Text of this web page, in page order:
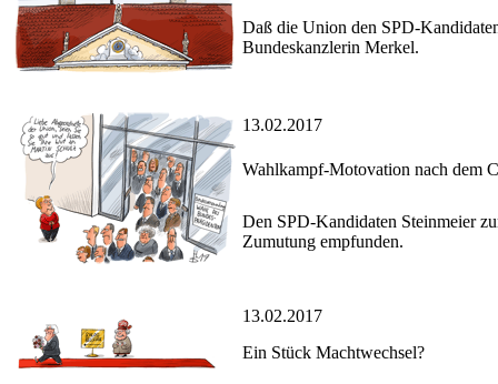
Daß die Union den SPD-
Bundeskanzlerin Merkel.
13.02.2017
Wahlkampf-Motovation nach dem
Den SPD-Kandidaten Steinmeier
Zumutung empfunden.
13.02.2017
Ein Stück Machtwechsel?